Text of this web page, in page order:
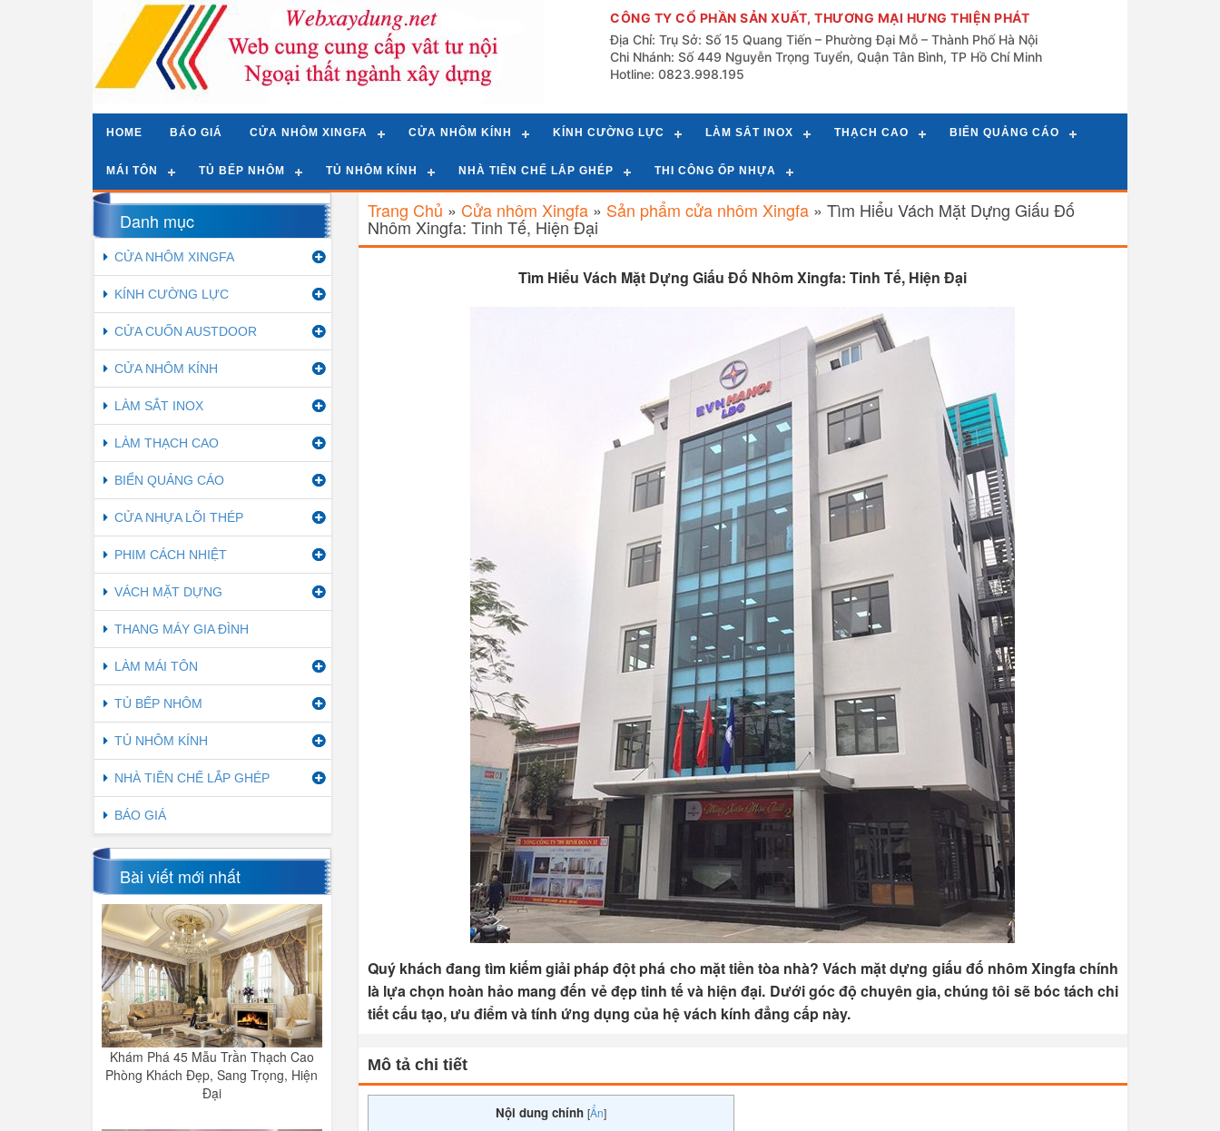
CÔNG TY CỔ PHẦN SẢN XUẤT, THƯƠNG MẠI HƯNG THIỆN PHÁT
Địa Chỉ: Trụ Sở: Số 15 Quang Tiến – Phường Đại Mỗ – Thành Phố Hà Nội
Chi Nhánh: Số 449 Nguyễn Trọng Tuyển, Quận Tân Bình, TP Hồ Chí Minh
Hotline: 0823.998.195
HOME BÁO GIÁ CỬA NHÔM XINGFA CỬA NHÔM KÍNH KÍNH CƯỜNG LỰC LÀM SẮT INOX THẠCH CAO BIỂN QUẢNG CÁO
MÁI TÔN TỦ BẾP NHÔM TỦ NHÔM KÍNH NHÀ TIỀN CHẾ LẮP GHÉP THI CÔNG ỐP NHỰA
Danh mục
CỬA NHÔM XINGFA
KÍNH CƯỜNG LỰC
CỬA CUỐN AUSTDOOR
CỬA NHÔM KÍNH
LÀM SẮT INOX
LÀM THẠCH CAO
BIỂN QUẢNG CÁO
CỬA NHỰA LÕI THÉP
PHIM CÁCH NHIỆT
VÁCH MẶT DỰNG
THANG MÁY GIA ĐÌNH
LÀM MÁI TÔN
TỦ BẾP NHÔM
TỦ NHÔM KÍNH
NHÀ TIỀN CHẾ LẮP GHÉP
BÁO GIÁ
Bài viết mới nhất
Khám Phá 45 Mẫu Trần Thạch Cao
Phòng Khách Đẹp, Sang Trọng, Hiện
Đại
Trang Chủ » Cửa nhôm Xingfa» Sản phẩm cửa nhôm Xingfa» Tìm Hiểu Vách Mặt Dựng Giấu Đố
Nhôm Xingfa: Tinh Tế, Hiện Đại
Tìm Hiểu Vách Mặt Dựng Giấu Đố Nhôm Xingfa: Tinh Tế, Hiện Đại
Quý khách đang tìm kiếm giải pháp đột phá cho mặt tiền tòa nhà? Vách mặt dựng giấu đố nhôm Xingfa chính
là lựa chọn hoàn hảo mang đến vẻ đẹp tinh tế và hiện đại. Dưới góc độ chuyên gia, chúng tôi sẽ bóc tách chi
tiết cấu tạo, ưu điểm và tính ứng dụng của hệ vách kính đẳng cấp này.
Mô tả chi tiết
Nội dung chính [Ẩn]